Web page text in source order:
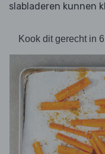
slabladeren kunnen
Kook dit gerecht in